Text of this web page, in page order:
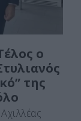
ο
της